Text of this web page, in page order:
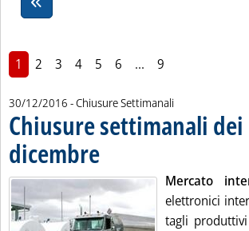
1 2 3 4 5 6 ... 9
30/12/2016 - Chiusure Settimanali
Chiusure settimanali
dicembre
Mercato
elettronici
tagli